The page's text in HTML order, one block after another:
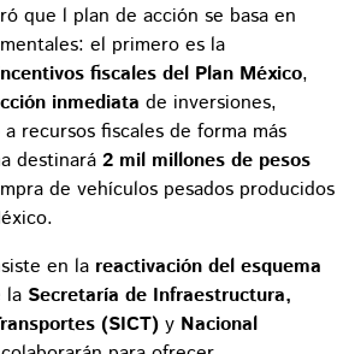
que l plan de acción se basa en
el primero es la
fiscales del Plan México,
inmediata de inversiones,
recursos fiscales de forma más
destinará 2 mil millones de pesos
de vehículos pesados producidos
en la reactivación del esquema
la Secretaría de Infraestructura,
(SICT) y Nacional